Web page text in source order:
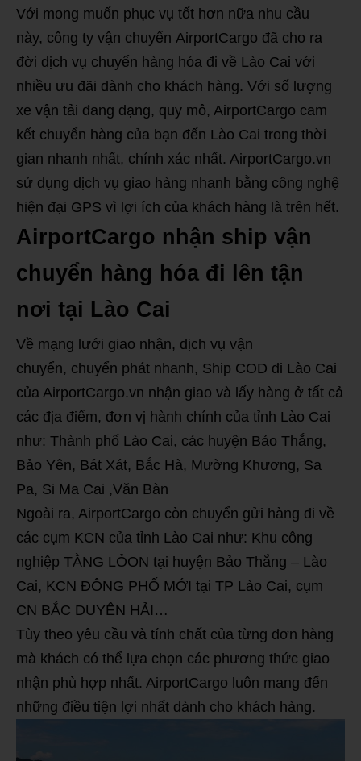
Với mong muốn phục vụ tốt hơn nữa nhu cầu
này, công ty vận chuyển AirportCargo đã cho ra
đời dịch vụ chuyển hàng hóa đi về Lào Cai với
nhiều ưu đãi dành cho khách hàng. Với số lượng
xe vận tải đang dạng, quy mô, AirportCargo cam
kết chuyển hàng của bạn đến Lào Cai trong thời
gian nhanh nhất, chính xác nhất. AirportCargo.vn
sử dụng dịch vụ giao hàng nhanh bằng công nghệ
hiện đại GPS vì lợi ích của khách hàng là trên hết.
AirportCargo nhận ship vận
chuyển hàng hóa đi lên tận
nơi tại Lào Cai
Về mạng lưới giao nhận, dịch vụ vận
chuyển, chuyển phát nhanh, Ship COD đi Lào Cai
của AirportCargo.vn nhận giao và lấy hàng ở tất cả
các địa điểm, đơn vị hành chính của tỉnh Lào Cai
như: Thành phố Lào Cai, các huyện Bảo Thắng,
Bảo Yên, Bát Xát, Bắc Hà, Mường Khương, Sa
Pa, Si Ma Cai ,Văn Bàn
Ngoài ra, AirportCargo còn chuyển gửi hàng đi về
các cụm KCN của tỉnh Lào Cai như: Khu công
nghiệp TẰNG LỎON tại huyện Bảo Thắng – Lào
Cai, KCN ĐÔNG PHỐ MỚI tại TP Lào Cai, cụm
CN BẮC DUYÊN HẢI…
Tùy theo yêu cầu và tính chất của từng đơn hàng
mà khách có thể lựa chọn các phương thức giao
nhận phù hợp nhất. AirportCargo luôn mang đến
những điều tiện lợi nhất dành cho khách hàng.